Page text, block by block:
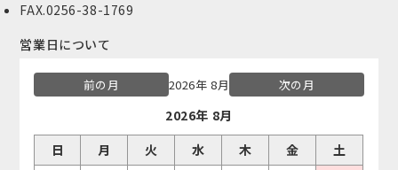
FAX.0256-38-1769
営業日について
前の月 2026年 8月 次の月
2026年 8月
日
月 火 水 木 金
土